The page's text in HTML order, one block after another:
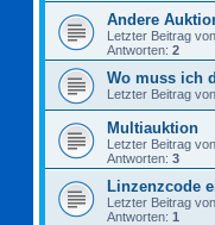
Andere
Letzter Beitrag von
Antworten: 2
Wo muss ich
Letzter Beitrag von
Multiauktion
Letzter Beitrag von
Antworten: 3
Linzenzcode
Letzter Beitrag von
Antworten: 1